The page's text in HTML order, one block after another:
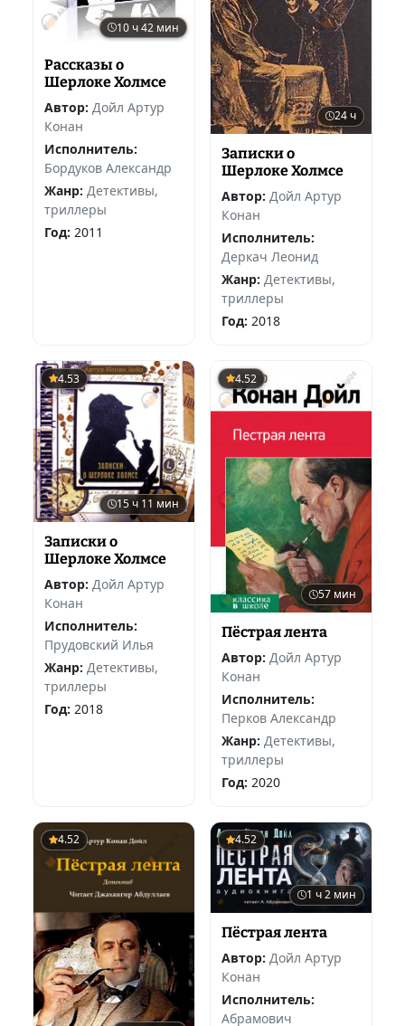
10 ч 42 мин
Рассказы о
Шерлоке Холмсе
Автор: Дойл Артур
Конан
Исполнитель:
Бордуков Александр
Жанр: Детективы,
триллеры
Год: 2011
24 ч
Записки о
Шерлоке Холмсе
Автор: Дойл Артур
Конан
Исполнитель:
Деркач Леонид
Жанр: Детективы,
триллеры
Год: 2018
4.53
15 ч 11 мин
Записки о
Шерлоке Холмсе
Автор: Дойл Артур
Конан
Исполнитель:
Прудовский Илья
Жанр: Детективы,
триллеры
Год: 2018
4.52
57 мин
Пёстрая лента
Автор: Дойл Артур
Конан
Исполнитель:
Перков Александр
Жанр: Детективы,
триллеры
Год: 2020
4.52 4.52
1 ч 2 мин
Пёстрая лента
Автор: Дойл Артур
Конан
Исполнитель:
Абрамович